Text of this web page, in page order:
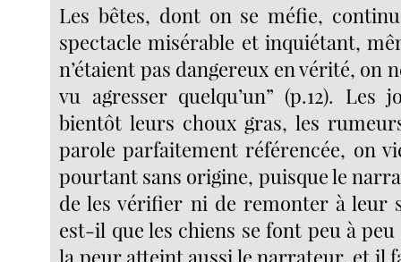
Les bêtes, dont on se méfie,
spectacle misérable et inquiétant,
n’étaient pas dangereux en vérité, on
vu agresser quelqu’un” (p.12). Les
bientôt leurs choux gras, les
parole parfaitement référencée, on
pourtant sans origine, puisque le
de les vérifier ni de remonter à leur
est-il que les chiens se font peu à
la peur atteint aussi le narrateur, et il